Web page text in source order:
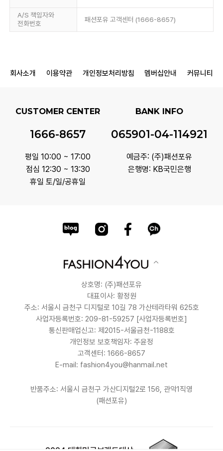
A/S 책임자와
전화번호
패션포유 고객센터 (1666-8657)
회사소개 이용약관 개인정보처리방침 멤버십안내 커뮤니티
CUSTOMER CENTER
1666-8657
평일 10:00 ~ 17:00
점심 12:30 ~ 13:30
휴일 토/일/공휴일
BANK INFO
065901-04-114921
예금주: (주)패션포유
은행명: KB국민은행
상호명: (주)패션포유
대표이사: 황정원
주소: 서울시 금천구 디지털로 10길 78 가산테라타워 625호
사업자등록번호: 209-81-59257 [사업자등록번호]
통신판매업신고: 제2015-서울금천-1188호
개인정보 보호책임자: 주윤정
고객센터: 1666-8657
E-mail: fashion4you@hanmail.net
반품주소: 서울시 금천구 가산디지털2로 156, 관악1직영
(패션포유)